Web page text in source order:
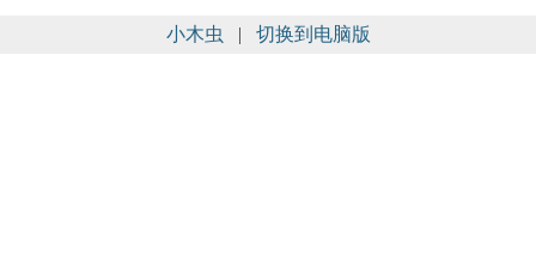
小木虫 | 切换到电脑版